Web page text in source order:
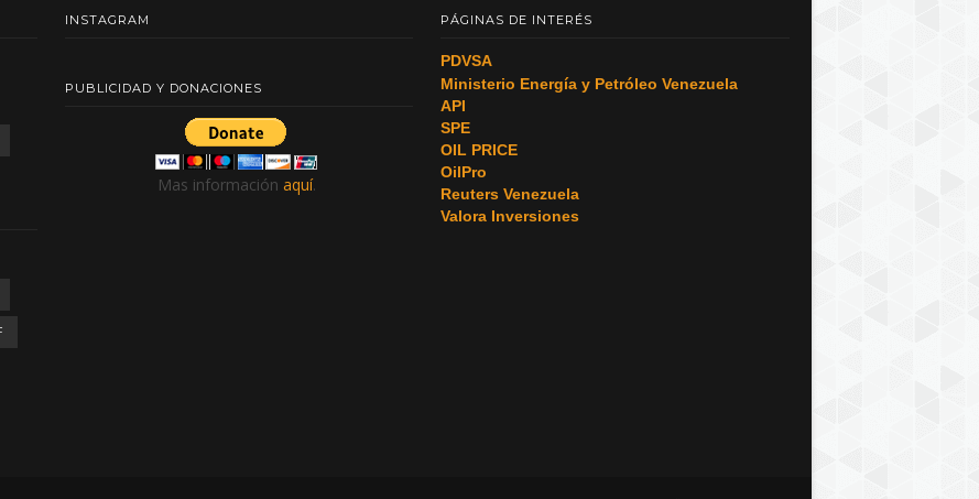
INSTAGRAM
PUBLICIDAD Y DONACIONES
Mas información aquí.
PÁGINAS DE INTERÉS
PDVSA
Ministerio Energía y Petróleo Venezuela
API
SPE
OIL PRICE
OilPro
Reuters Venezuela
Valora Inversiones